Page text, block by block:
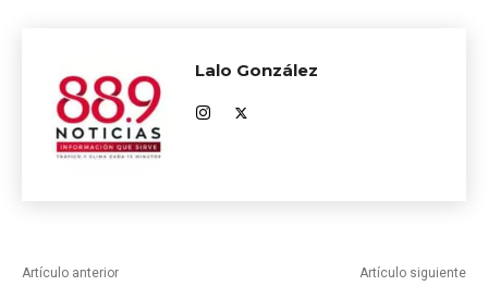
Lalo González
Artículo anterior Artículo siguiente